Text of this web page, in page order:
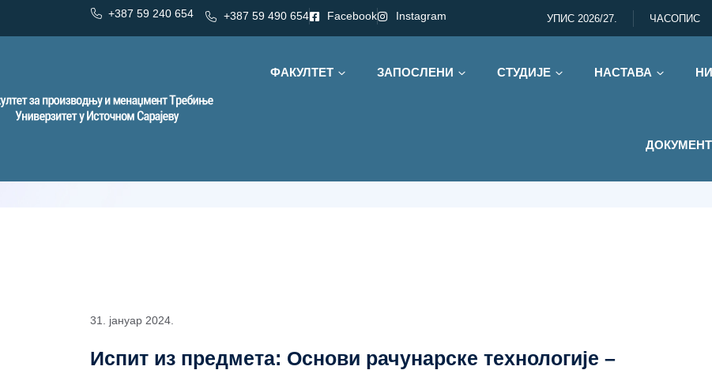
+387 59 240 654 +387 59 490 654 Facebook Instagram УПИС 2026/27. ЧАСОПИС
ФАКУЛТЕТ ЗАПОСЛЕНИ СТУДИЈЕ НАСТАВА
Дан:31. јануар 2024.
31. јануар 2024.
Испит из предмета: Основи рачунарске технологије –